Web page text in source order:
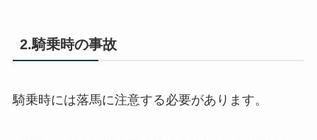
2.騎乗時の事故
騎乗時には落馬に注意する必要があります。